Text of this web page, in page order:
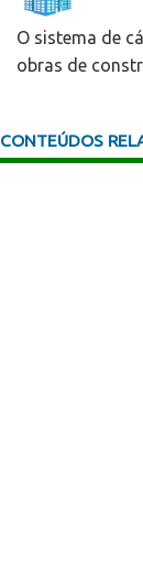
O sistema de
obras de
CONTEÚDOS